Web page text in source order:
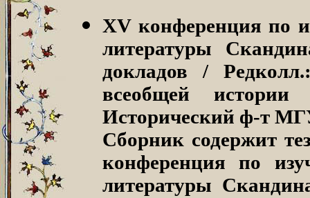
XV конференция по
литературы
докладов /
всеобщей
Исторический ф-т
Сборник содержит
конференция по
литературы